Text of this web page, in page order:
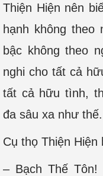
Thiện Hiện nên
hạnh không theo
bậc không theo
nghi cho tất cả
tất cả hữu tình,
đa sâu xa như thế.
Cụ thọ Thiện Hiện
– Bạch Thế Tôn!